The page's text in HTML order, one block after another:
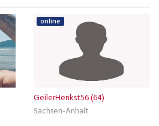
online
GeilerHenkst56 (64)
Sachsen-Anhalt